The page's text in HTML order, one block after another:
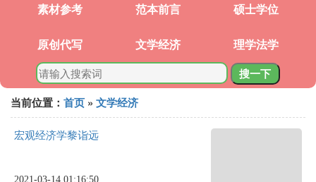
素材参考 范本前言 硕士学位
原创代写 文学经济 理学法学
搜一下
当前位置： 首页 » 文学经济
宏观经济学黎诣远
2021-03-14 01:16:50